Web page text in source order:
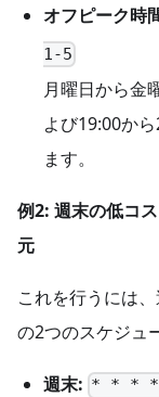
オフピーク時
1-5
月曜日から金
よび19:00か
ます。
例2: 週末の低コ
元
これを行うには
の2つのスケジュ
週末: * * * *